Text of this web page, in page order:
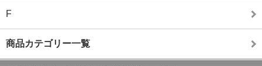
F
商品カテゴリー一覧